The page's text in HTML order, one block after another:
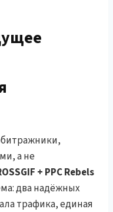
а не
+ PPC Rebels
два надёжных
трафика, единая